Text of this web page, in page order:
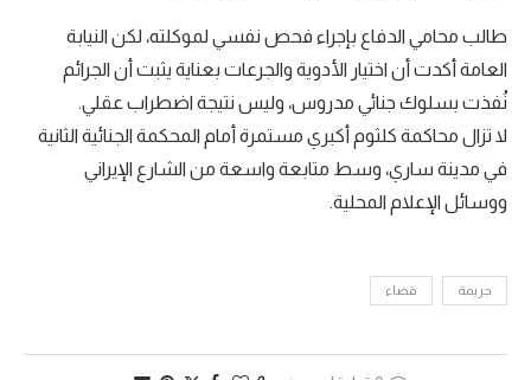
طالب محامي الدفاع بإجراء فحص نفسي لموكلته، لكن النيابة
العامة أكدت أن اختيار الأدوية والجرعات بعناية يثبت أن الجرائم
نُفذت بسلوك جنائي مدروس، وليس نتيجة اضطراب عقلي.
لا تزال محاكمة كلثوم أكبري مستمرة أمام المحكمة الجنائية الثانية
في مدينة ساري، وسط متابعة واسعة من الشارع الإيراني
ووسائل الإعلام المحلية.
جريمة قضاء